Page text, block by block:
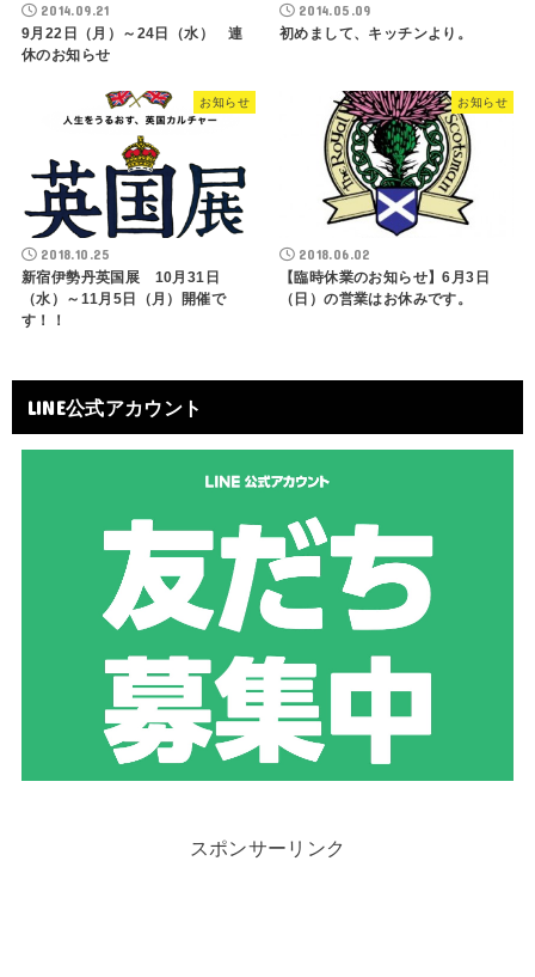
2014.09.21
9月22日（月）～24日（水） 連
休のお知らせ
2014.05.09
初めまして、キッチンより。
お知らせ
2018.10.25
新宿伊勢丹英国展 10月31日
（水）～11月5日（月）開催で
す！！
お知らせ
2018.06.02
【臨時休業のお知らせ】6月3日
（日）の営業はお休みです。
LINE公式アカウント
スポンサーリンク